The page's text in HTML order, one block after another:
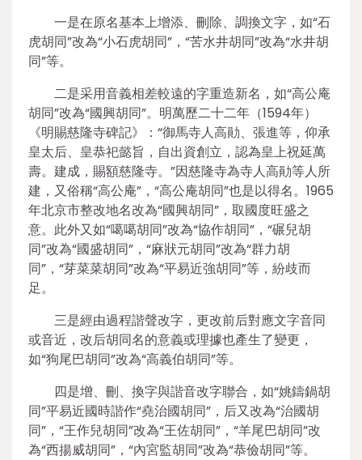
一是在原名基本上增添、刪除、調換文字，如“石
虎胡同”改為“小石虎胡同”，“苦水井胡同”改為“水井胡
同”等。
二是采用音義相差較遠的字重造新名，如“高公庵
胡同”改為“國興胡同”。明萬歷二十二年（1594年）
《明賜慈隆寺碑記》：“御馬寺人高勛、張進等，仰承
皇太后、皇恭祀懿旨，自出資創立，認為皇上祝延萬
壽。建成，賜額慈隆寺。”因慈隆寺為寺人高勛等人所
建，又俗稱“高公庵”，“高公庵胡同”也是以得名。1965
年北京市整改地名改為“國興胡同”，取國度旺盛之
意。此外又如“噶噶胡同”改為“協作胡同”，“碾兒胡
同”改為“國盛胡同”，“麻狀元胡同”改為“群力胡
同”，“芽菜菜胡同”改為“平易近強胡同”等，紛歧而
足。
三是經由過程諧聲改字，更改前后對應文字音同
或音近，改后胡同名的意義或理據也產生了變更，
如“狗尾巴胡同”改為“高義伯胡同”等。
四是增、刪、換字與諧音改字聯合，如“姚鑄鍋胡
同”平易近國時諧作“堯治國胡同”，后又改為“治國胡
同”，“王作兒胡同”改為“王佐胡同”，“羊尾巴胡同”改
為“西揚威胡同”，“內宮監胡同”改為“恭儉胡同”等。